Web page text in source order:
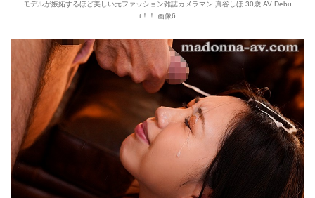
モデルが嫉妬するほど美しい元ファッション雑誌カメラマン 真谷しほ 30歳 AV Debu
t！！ 画像6